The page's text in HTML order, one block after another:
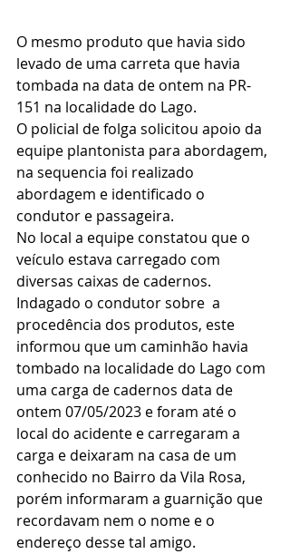
O mesmo produto que havia sido
levado de uma carreta que havia
tombada na data de ontem na PR-
151 na localidade do Lago.
O policial de folga solicitou apoio da
equipe plantonista para abordagem,
na sequencia foi realizado
abordagem e identificado o
condutor e passageira.
No local a equipe constatou que o
veículo estava carregado com
diversas caixas de cadernos.
Indagado o condutor sobre  a
procedência dos produtos, este
informou que um caminhão havia
tombado na localidade do Lago com
uma carga de cadernos data de
ontem 07/05/2023 e foram até o
local do acidente e carregaram a
carga e deixaram na casa de um
conhecido no Bairro da Vila Rosa,
porém informaram a guarnição que
recordavam nem o nome e o
endereço desse tal amigo.